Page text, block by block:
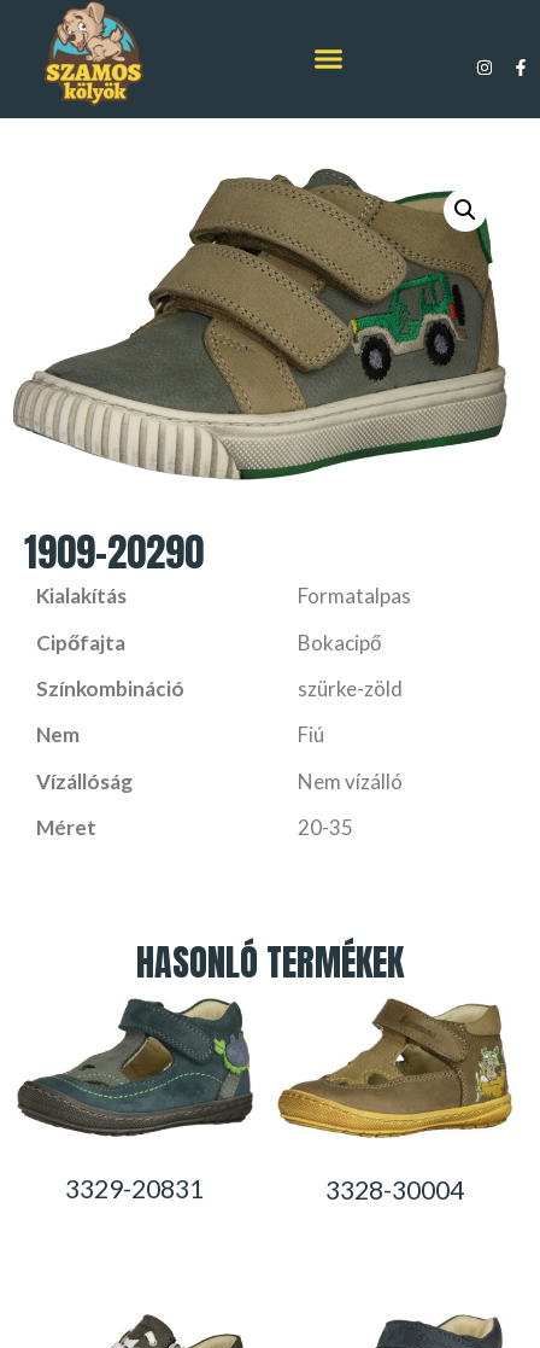
1909-20290
Kialakítás
Formatalpas
Cipőfajta
Bokacipő
Színkombináció
szürke-zöld
Nem
Fiú
Vízállóság
Nem vízálló
Méret
20-35
HASONLÓ TERMÉKEK
3329-20831 3328-30004